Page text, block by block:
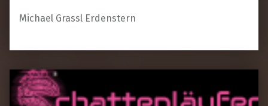
Michael Grassl Erdenstern